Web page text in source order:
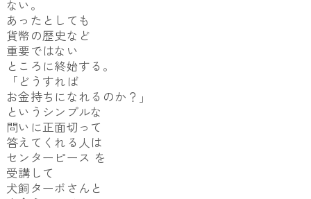
ない。
あったとしても
貨幣の歴史など
重要ではない
ところに終始する。
「どうすれば
お金持ちになれるのか？」
というシンプルな
問いに正面切って
答えてくれる人は
センターピース を
受講して
犬飼ターボさんと